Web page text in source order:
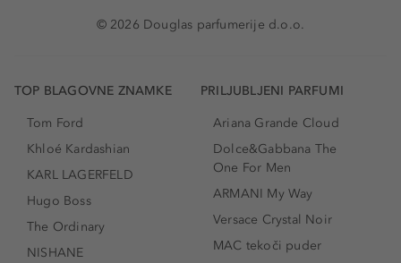
© 2026 Douglas parfumerije d.o.o.
TOP BLAGOVNE ZNAMKE
Tom Ford
Khloé Kardashian
KARL LAGERFELD
Hugo Boss
The Ordinary
NISHANE
PRILJUBLJENI PARFUMI
Ariana Grande Cloud
Dolce&Gabbana The
One For Men
ARMANI My Way
Versace Crystal Noir
MAC tekoči puder